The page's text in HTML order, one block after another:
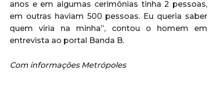
anos e em algumas cerimônias tinha 2 pessoas,
em outras haviam 500 pessoas. Eu queria saber
quem viria na minha”, contou o homem em
entrevista ao portal Banda B.
Com informações Metrópoles